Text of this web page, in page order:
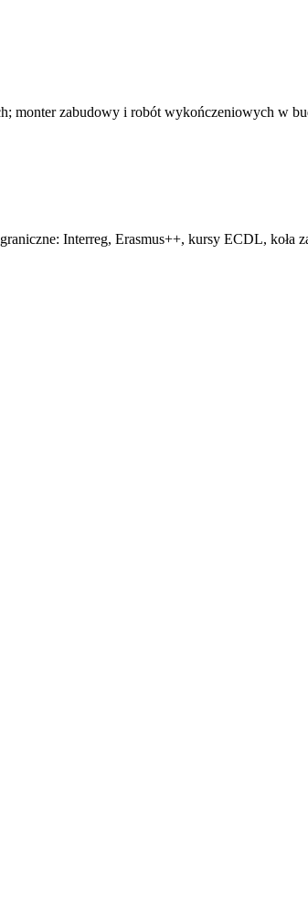
monter zabudowy i robót wykończeniowych w
Interreg, Erasmus++, kursy ECDL, koła